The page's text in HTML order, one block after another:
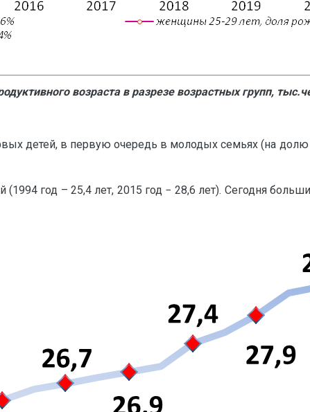
возраста в разрезе возрастных групп,
детей, в первую очередь в молодых семьях (на
год – 25,4 лет, 2015 год − 28,6 лет). Сегодня